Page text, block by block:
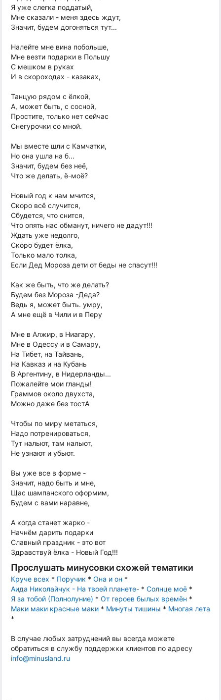
Я уже слегка поддатый,
Мне сказали - меня здесь ждут,
Значит, будем догоняться тут...
Налейте мне вина побольше,
Мне везти подарки в Польшу
С мешком в руках
И в скороходах - казаках,
Танцую рядом с ёлкой,
А, может быть, с сосной,
Простите, только нет сейчас
Снегурочки со мной.
Мы вместе шли с Камчатки,
Но она ушла на б...
Значит, будем без неё,
Что же делать, ё-моё?
Новый год к нам мчится,
Скоро всё случится,
Сбудется, что снится,
Что опять нас обманут, ничего не дадут!!!
Ждать уже недолго,
Скоро будет ёлка,
Только мало толка,
Если Дед Мороза дети от беды не спасут!!!
Как же быть, что же делать?
Будем без Мороза -Деда?
Ведь я, может быть. умру,
А мне ещё в Чили и в Перу
Мне в Алжир, в Ниагару,
Мне в Одессу и в Самару,
На Тибет, на Тайвань,
На Кавказ и на Кубань
В Аргентину, в Нидерланды...
Пожалейте мои гланды!
Граммов около двухста,
Можно даже без тостА
Чтобы по миру метаться,
Надо потренироваться,
Тут нальют, там нальют,
Не узнают и убьют.
Вы уже все в форме -
Значит, надо быть и мне,
Щас шампанского оформим,
Будем с вами наравне,
А когда станет жарко -
Начнём дарить подарки
Славный праздник - это вот
Здравствуй ёлка - Новый Год!!!
Прослушать минусовки схожей тематики
Круче всех * Поручик * Она и он *
Аида Николайчук - На твоей планете- * Солнце моё *
Я за тобой (Полнолуние) * От героев былых времён *
Маки маки красные маки * Минуты тишины * Многая лета
*
В случае любых затруднений вы всегда можете
обратиться в службу поддержки клиентов по адресу
info@minusland.ru